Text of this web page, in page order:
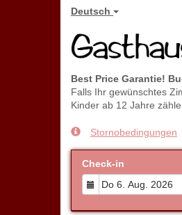
Deutsch
Best Price Garantie!
Falls Ihr gewünschtes
Kinder ab 12 Jahre
Stornobedingungen
Check-in